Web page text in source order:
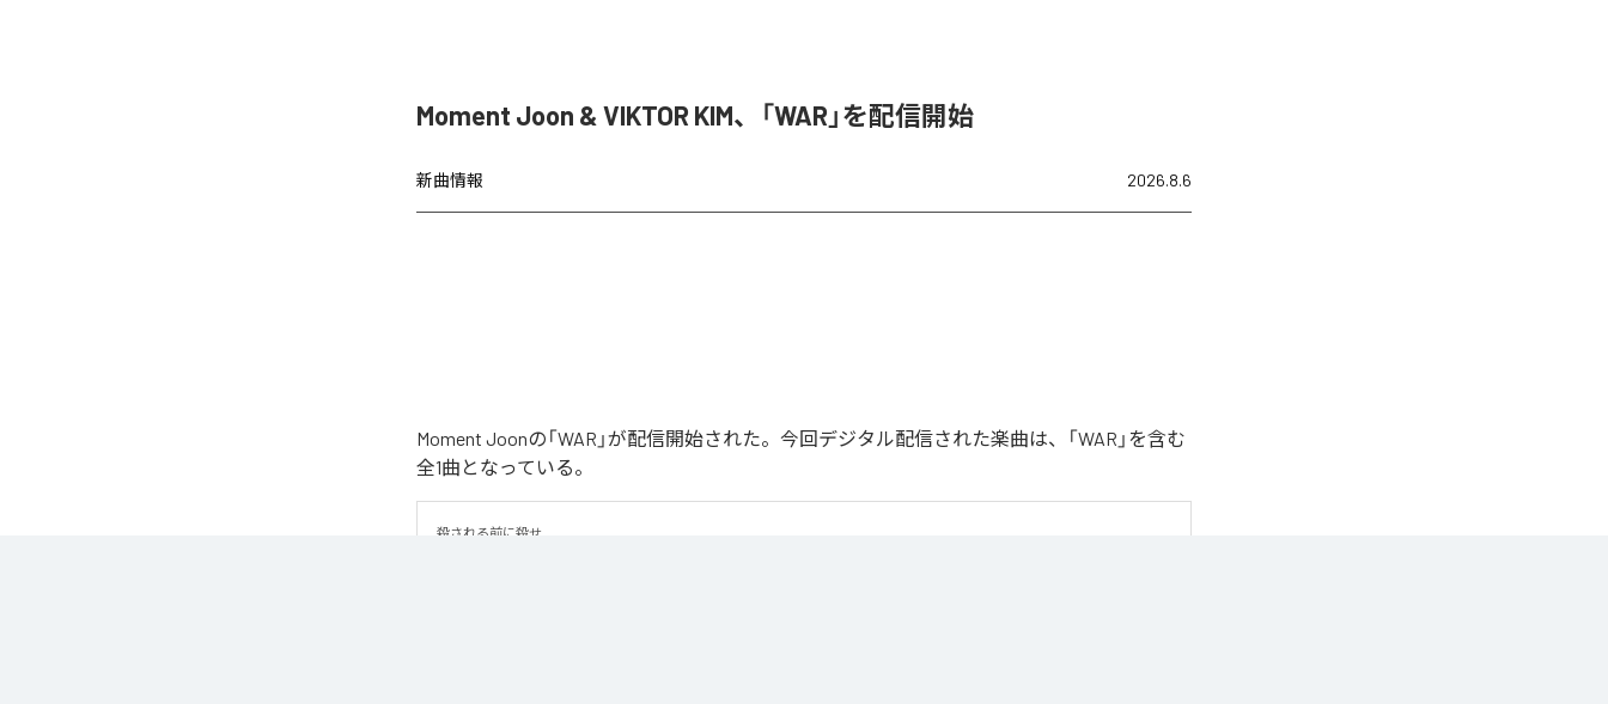
Moment Joon & VIKTOR KIM、「WAR」を配信開始
新曲情報 2026.8.6
Moment Joonの「WAR」が配信開始された。今回デジタル配信された楽曲は、「WAR」を含む
全1曲となっている。
殺される前に殺せ